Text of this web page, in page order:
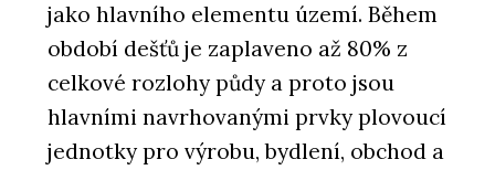
jako hlavního elementu území. Během
období dešťů je zaplaveno až 80% z
celkové rozlohy půdy a proto jsou
hlavními navrhovanými prvky plovoucí
jednotky pro výrobu, bydlení, obchod a